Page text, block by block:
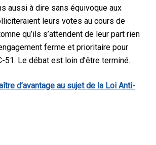
aussi à dire sans équivoque aux
leurs votes au cours de
qu’ils s’attendent de leur part rien
ferme et prioritaire pour
51. Le débat est loin d’être terminé.
d’avantage au sujet de la Loi Anti-